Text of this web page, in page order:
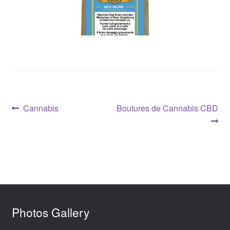
Navigation
Article
Cannabis
Article
Boutures de Cannabis CBD
Photos Gallery